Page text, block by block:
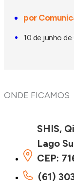
por
10 de junho
ONDE FICAMOS
SHIS,
Lago
CEP:
(61)